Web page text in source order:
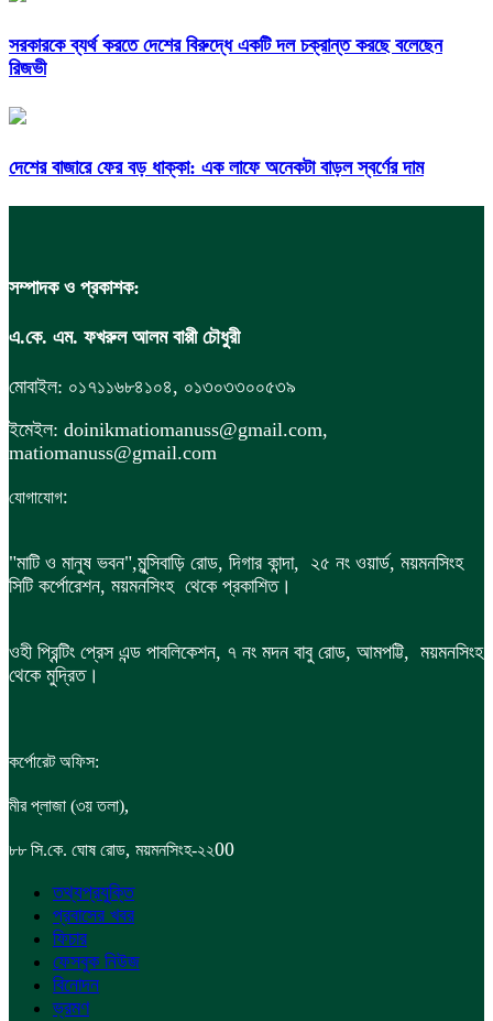
সরকারকে ব্যর্থ করতে দেশের বিরুদ্ধে একটি দল চক্রান্ত করছে বলেছেন
রিজভী
দেশের বাজারে ফের বড় ধাক্কা: এক লাফে অনেকটা বাড়ল স্বর্ণের দাম
সম্পাদক ও প্রকাশক:
এ.কে. এম. ফখরুল আলম বাপ্পী চৌধুরী
মোবাইল: ০১৭১১৬৮৪১০৪, ০১৩০৩৩০০৫৩৯
ইমেইল: doinikmatiomanuss@gmail.com,
matiomanuss@gmail.com
যোগাযোগ:
"মাটি ও মানুষ ভবন",মুন্সিবাড়ি রোড, দিগার কান্দা, ২৫ নং ওয়ার্ড, ময়মনসিংহ
সিটি কর্পোরেশন, ময়মনসিংহ থেকে প্রকাশিত।
ওহী প্রিন্টিং প্রেস এন্ড পাবলিকেশন, ৭ নং মদন বাবু রোড, আমপট্টি, ময়মনসিংহ
থেকে মুদ্রিত।
কর্পোরেট অফিস:
মীর প্লাজা (৩য় তলা),
৮৮ সি.কে. ঘোষ রোড, ময়মনসিংহ-২২00
তথ্যপ্রযুক্তি
প্রবাসের খবর
ফিচার
ফেসবুক নিউজ
বিনোদন
ভ্রমণ